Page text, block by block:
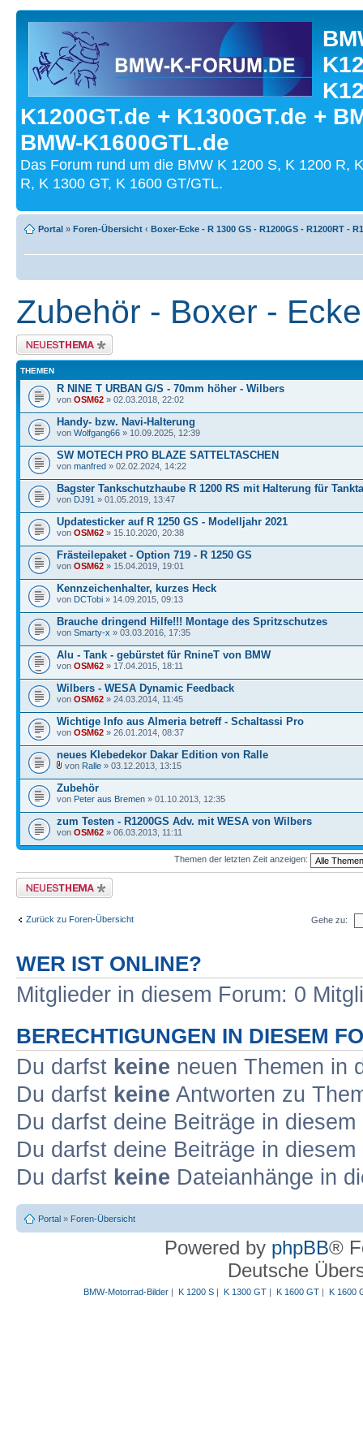
K1200GT.de + K1300GT.de +
BMW-K1600GTL.de
Das Forum rund um die BMW K 1200 S, K 1200 R,
R, K 1300 GT, K 1600 GT/GTL.
Portal » Foren-Übersicht ‹ Boxer-Ecke - R 1300 GS - R1200GS - R1200RT -
Zubehör - Boxer - Ecke
Neues Thema erstellen
THEMEN
R NINE T URBAN G/S - 70mm höher - Wilbers
von OSM62 » 02.03.2018, 22:02
Handy- bzw. Navi-Halterung
von Wolfgang66 » 10.09.2025, 12:39
SW MOTECH PRO BLAZE SATTELTASCHEN
von manfred » 02.02.2024, 14:22
Bagster Tankschutzhaube R 1200 RS mit Halterung für
von DJ91 » 01.05.2019, 13:47
Updatesticker auf R 1250 GS - Modelljahr 2021
von OSM62 » 15.10.2020, 20:38
Frästeilepaket - Option 719 - R 1250 GS
von OSM62 » 15.04.2019, 19:01
Kennzeichenhalter, kurzes Heck
von DCTobi » 14.09.2015, 09:13
Brauche dringend Hilfe!!! Montage des Spritzschutzes
von Smarty-x » 03.03.2016, 17:35
Alu - Tank - gebürstet für RnineT von BMW
von OSM62 » 17.04.2015, 18:11
Wilbers - WESA Dynamic Feedback
von OSM62 » 24.03.2014, 11:45
Wichtige Info aus Almeria betreff - Schaltassi Pro
von OSM62 » 26.01.2014, 08:37
neues Klebedekor Dakar Edition von Ralle
von Ralle » 03.12.2013, 13:15
Zubehör
von Peter aus Bremen » 01.10.2013, 12:35
zum Testen - R1200GS Adv. mit WESA von Wilbers
von OSM62 » 06.03.2013, 11:11
Themen der letzten Zeit anzeigen:
Neues Thema erstellen
Zurück zu Foren-Übersicht Gehe zu:
WER IST ONLINE?
Mitglieder in diesem Forum: 0
BERECHTIGUNGEN IN DIESEM
Du darfst keine neuen Themen in
Du darfst keine Antworten zu
Du darfst deine Beiträge in
Du darfst deine Beiträge in
Du darfst keine Dateianhänge in
Portal » Foren-Übersicht
Powered by phpBB®
Deutsche
BMW-Motorrad-Bilder| K 1200 S| K 1300 GT| K 1600 GT| K 1600